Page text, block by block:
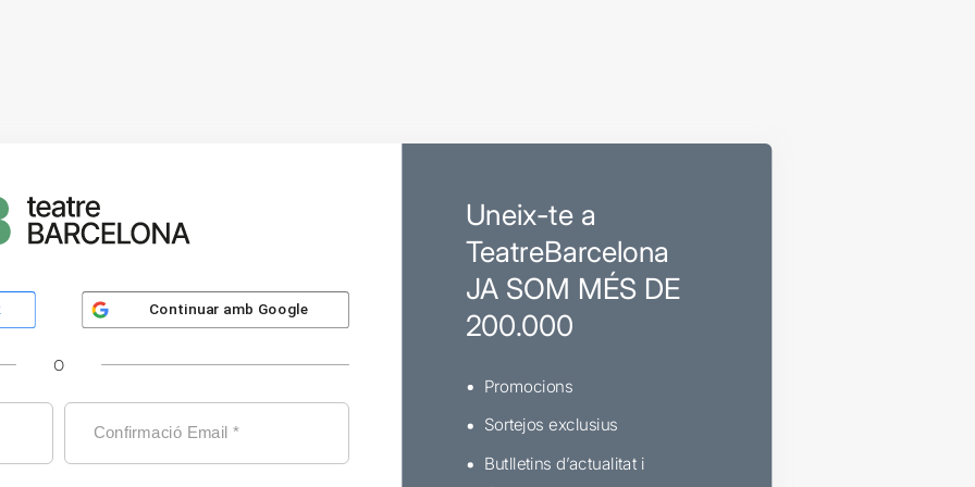
Continuar amb Google
O
Uneix-te a
TeatreBarcelona
JA SOM MÉS DE
200.000
Promocions
Sortejos exclusius
Butlletins d’actualitat i